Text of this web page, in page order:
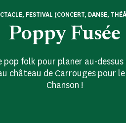
Poppy Fusée
FESTIVAL (CONCERT, DANSE,
pop folk pour planer au-
château de Carrouges pour
Chanson !